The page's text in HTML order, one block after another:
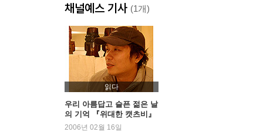
채널예스 기사 (1개)
읽다
우리 아름답고 슬픈 젊은 날
의 기억 『위대한 캣츠비』
-만화작가 강도하
2006년 02월 16일